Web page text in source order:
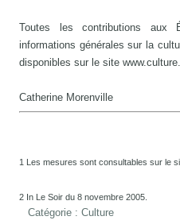
Toutes les contributions aux
informations générales sur la
disponibles sur le site
Catherine Morenville
1 Les mesures sont consultables sur le
2 In Le Soir du 8 novembre 2005.
Catégorie :Culture